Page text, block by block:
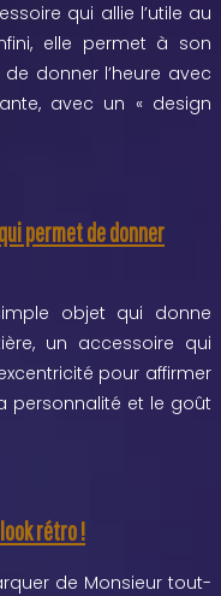
qui allie l’utile au
elle permet à son
donner l’heure avec
avec un « design
permet de donner
objet qui donne
un accessoire qui
pour affirmer
personnalité et le goût
rétro !
de Monsieur tout-